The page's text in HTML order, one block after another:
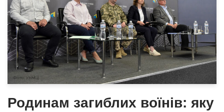
Родинам загиблих воїнів: яку